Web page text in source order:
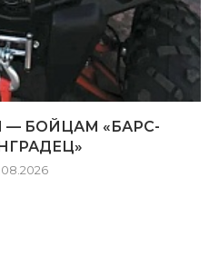
БОЙЦАМ «БАРС-